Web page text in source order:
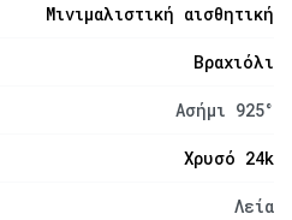
Μινιμαλιστική αισθητική
Βραχιόλι
Ασήμι 925°
Χρυσό 24k
Λεία